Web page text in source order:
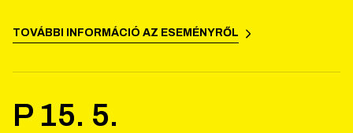
TOVÁBBI INFORMÁCIÓ AZ ESEMÉNYRŐL
P 15. 5.